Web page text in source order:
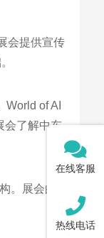
会提供宣传
of AI
会了解中东
。展会的三
在线客服
热线电话